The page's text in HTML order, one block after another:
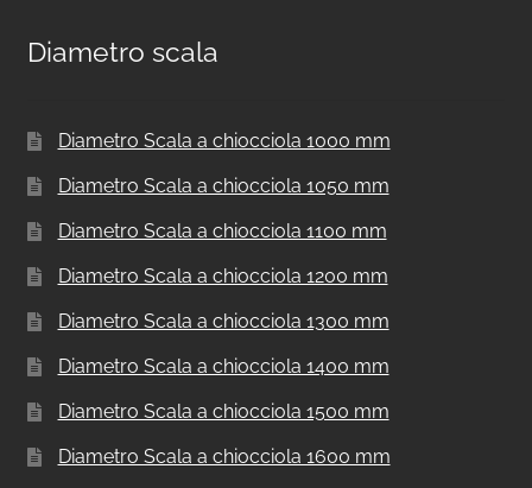
Diametro scala
Diametro Scala a chiocciola 1000 mm
Diametro Scala a chiocciola 1050 mm
Diametro Scala a chiocciola 1100 mm
Diametro Scala a chiocciola 1200 mm
Diametro Scala a chiocciola 1300 mm
Diametro Scala a chiocciola 1400 mm
Diametro Scala a chiocciola 1500 mm
Diametro Scala a chiocciola 1600 mm